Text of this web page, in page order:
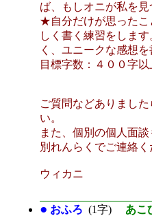
ば、もしオニが私を見
★自分だけが思ったこ
しく書く練習をしま
く、ユニークな感想を
目標字数：４００字以
ご質問などありまし
い。
また、個別の個人面
別れんらくでご連絡く
ウィカニ
● おふろ (1字) あこ